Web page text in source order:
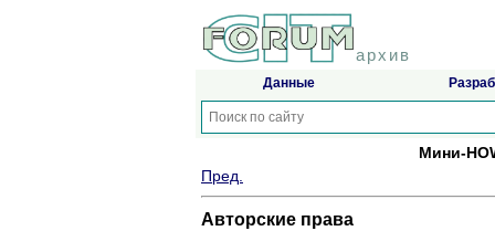
архив
Данные
Мини-
Пред.
Авторские права